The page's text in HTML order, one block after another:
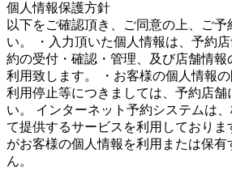
個人情報保護方針
以下をご確認頂き、ご同意の上、ご予
い。 ・入力頂いた個人情報は、予約
約の受付・確認・管理、及び店舗情報
利用致します。 ・お客様の個人情報
利用停止等につきましては、予約店舗
い。 インターネット予約システムは
て提供するサービスを利用しており
がお客様の個人情報を利用または保
ん。